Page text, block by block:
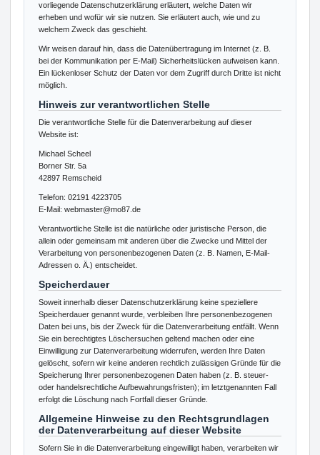
vorliegende Datenschutzerklärung erläutert, welche Daten wir
erheben und wofür wir sie nutzen. Sie erläutert auch, wie und zu
welchem Zweck das geschieht.
Wir weisen darauf hin, dass die Datenübertragung im Internet (z. B.
bei der Kommunikation per E-Mail) Sicherheitslücken aufweisen kann.
Ein lückenloser Schutz der Daten vor dem Zugriff durch Dritte ist nicht
möglich.
Hinweis zur verantwortlichen Stelle
Die verantwortliche Stelle für die Datenverarbeitung auf dieser
Website ist:
Michael Scheel
Borner Str. 5a
42897 Remscheid
Telefon: 02191 4223705
E-Mail: webmaster@mo87.de
Verantwortliche Stelle ist die natürliche oder juristische Person, die
allein oder gemeinsam mit anderen über die Zwecke und Mittel der
Verarbeitung von personenbezogenen Daten (z. B. Namen, E-Mail-
Adressen o. Ä.) entscheidet.
Speicherdauer
Soweit innerhalb dieser Datenschutzerklärung keine speziellere
Speicherdauer genannt wurde, verbleiben Ihre personenbezogenen
Daten bei uns, bis der Zweck für die Datenverarbeitung entfällt. Wenn
Sie ein berechtigtes Löschersuchen geltend machen oder eine
Einwilligung zur Datenverarbeitung widerrufen, werden Ihre Daten
gelöscht, sofern wir keine anderen rechtlich zulässigen Gründe für die
Speicherung Ihrer personenbezogenen Daten haben (z. B. steuer-
oder handelsrechtliche Aufbewahrungsfristen); im letztgenannten Fall
erfolgt die Löschung nach Fortfall dieser Gründe.
Allgemeine Hinweise zu den Rechtsgrundlagen
der Datenverarbeitung auf dieser Website
Sofern Sie in die Datenverarbeitung eingewilligt haben, verarbeiten wir